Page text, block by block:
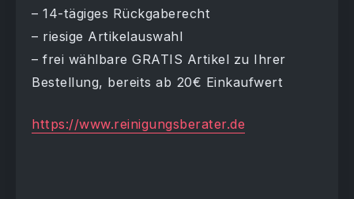
– 14-tägiges Rückgaberecht
– riesige Artikelauswahl
– frei wählbare GRATIS Artikel zu Ihrer
Bestellung, bereits ab 20€ Einkaufwert
https://www.reinigungsberater.de